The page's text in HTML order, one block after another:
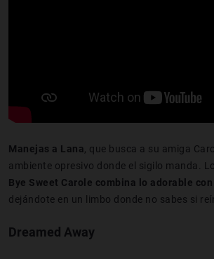
Manejas a Lana, que busca a su amiga
ambiente opresivo donde el sigilo manda.
Bye Sweet Carole combina lo adorable
dejándote en un limbo donde no sabes si
Dreamed Away